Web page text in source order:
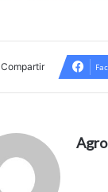
Compartir